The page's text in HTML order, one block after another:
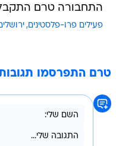
התחבורה טרם
פעילים פרו-פלסטינים
טרם התפרסמו